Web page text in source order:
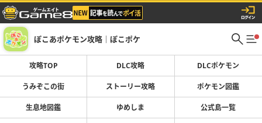
ぽこあポケモン攻略｜ぽこポケ
攻略TOP DLC攻略 DLCポケモン
うみぞこの街 ストーリー攻略 ポケモン図鑑
生息地図鑑 ゆめしま 公式島一覧